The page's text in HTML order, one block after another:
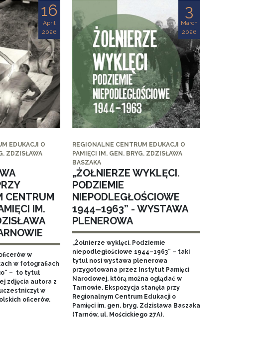
16
April
2026
EDUKACJI O
ZDZISŁAWA
CENTRUM
IM.
w
w fotografiach
– to tytuł
zdjęcia autora z
w
oficerów.
3
March
2026
REGIONALNE CENTRUM EDUKACJI O
PAMIĘCI IM. GEN. BRYG. ZDZISŁAWA
BASZAKA
„ŻOŁNIERZE WYKLĘCI.
PODZIEMIE
NIEPODLEGŁOŚCIOWE
1944–1963” - WYSTAWA
PLENEROWA
„Żołnierze wyklęci. Podziemie
niepodległościowe 1944–1963” – taki
tytuł nosi wystawa plenerowa
przygotowana przez Instytut Pamięci
Narodowej, którą można oglądać w
Tarnowie. Ekspozycja stanęła przy
Regionalnym Centrum Edukacji o
Pamięci im. gen. bryg. Zdzisława Baszaka
(Tarnów, ul. Mościckiego 27A).